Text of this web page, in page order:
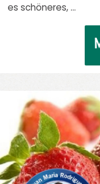
es schöneres, …